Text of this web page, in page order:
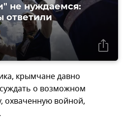
не нуждаемся:
ответили
крымчане давно
о возможном
охваченную войной,